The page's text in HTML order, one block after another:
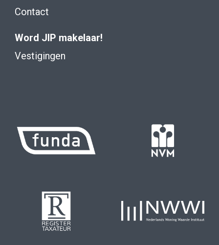
Contact
Word JIP makelaar!
Vestigingen